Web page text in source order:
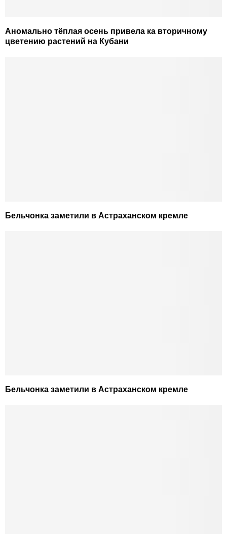
Аномально тёплая осень привела ка вторичному
цветению растений на Кубани
Бельчонка заметили в Астраханском кремле
Бельчонка заметили в Астраханском кремле